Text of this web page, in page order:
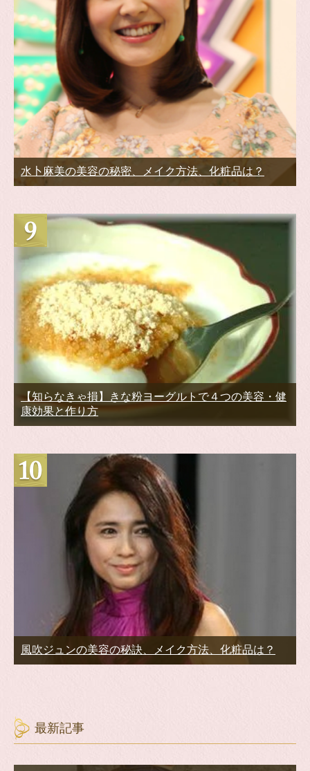
水卜麻美の美容の秘密、メイク方法、化粧品は？
【知らなきゃ損】きな粉ヨーグルトで４つの美容・健
康効果と作り方
風吹ジュンの美容の秘訣、メイク方法、化粧品は？
最新記事